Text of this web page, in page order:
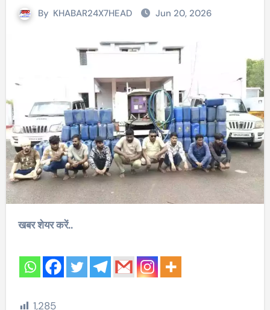
By KHABAR24X7HEAD Jun 20, 2026
खबर शेयर करें..
1,285